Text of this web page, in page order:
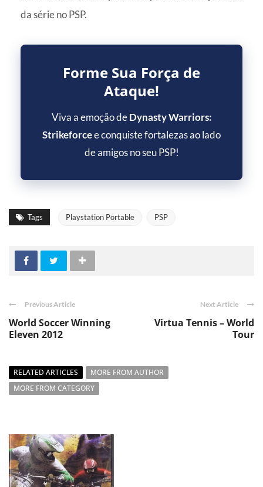
da série no PSP.
Forme Sua Força de
Ataque!
Viva a emoção deDynasty Warriors:
Strikeforcee conquiste fortalezas ao lado
de amigos no seu PSP!
Tags Playstation Portable PSP
Previous Article
World Soccer Winning
Eleven 2012
Next Article
Virtua Tennis – World
Tour
RELATED ARTICLES
MORE FROM AUTHOR
MORE FROM CATEGORY